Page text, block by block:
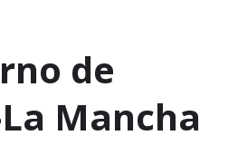
de
Mancha